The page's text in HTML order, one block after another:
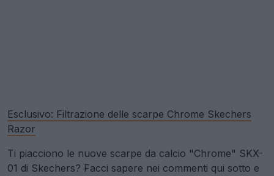
Esclusivo: Filtrazione delle scarpe Chrome Skechers
Razor
Ti piacciono le nuove scarpe da calcio "Chrome" SKX-
01 di Skechers? Facci sapere nei commenti qui sotto e